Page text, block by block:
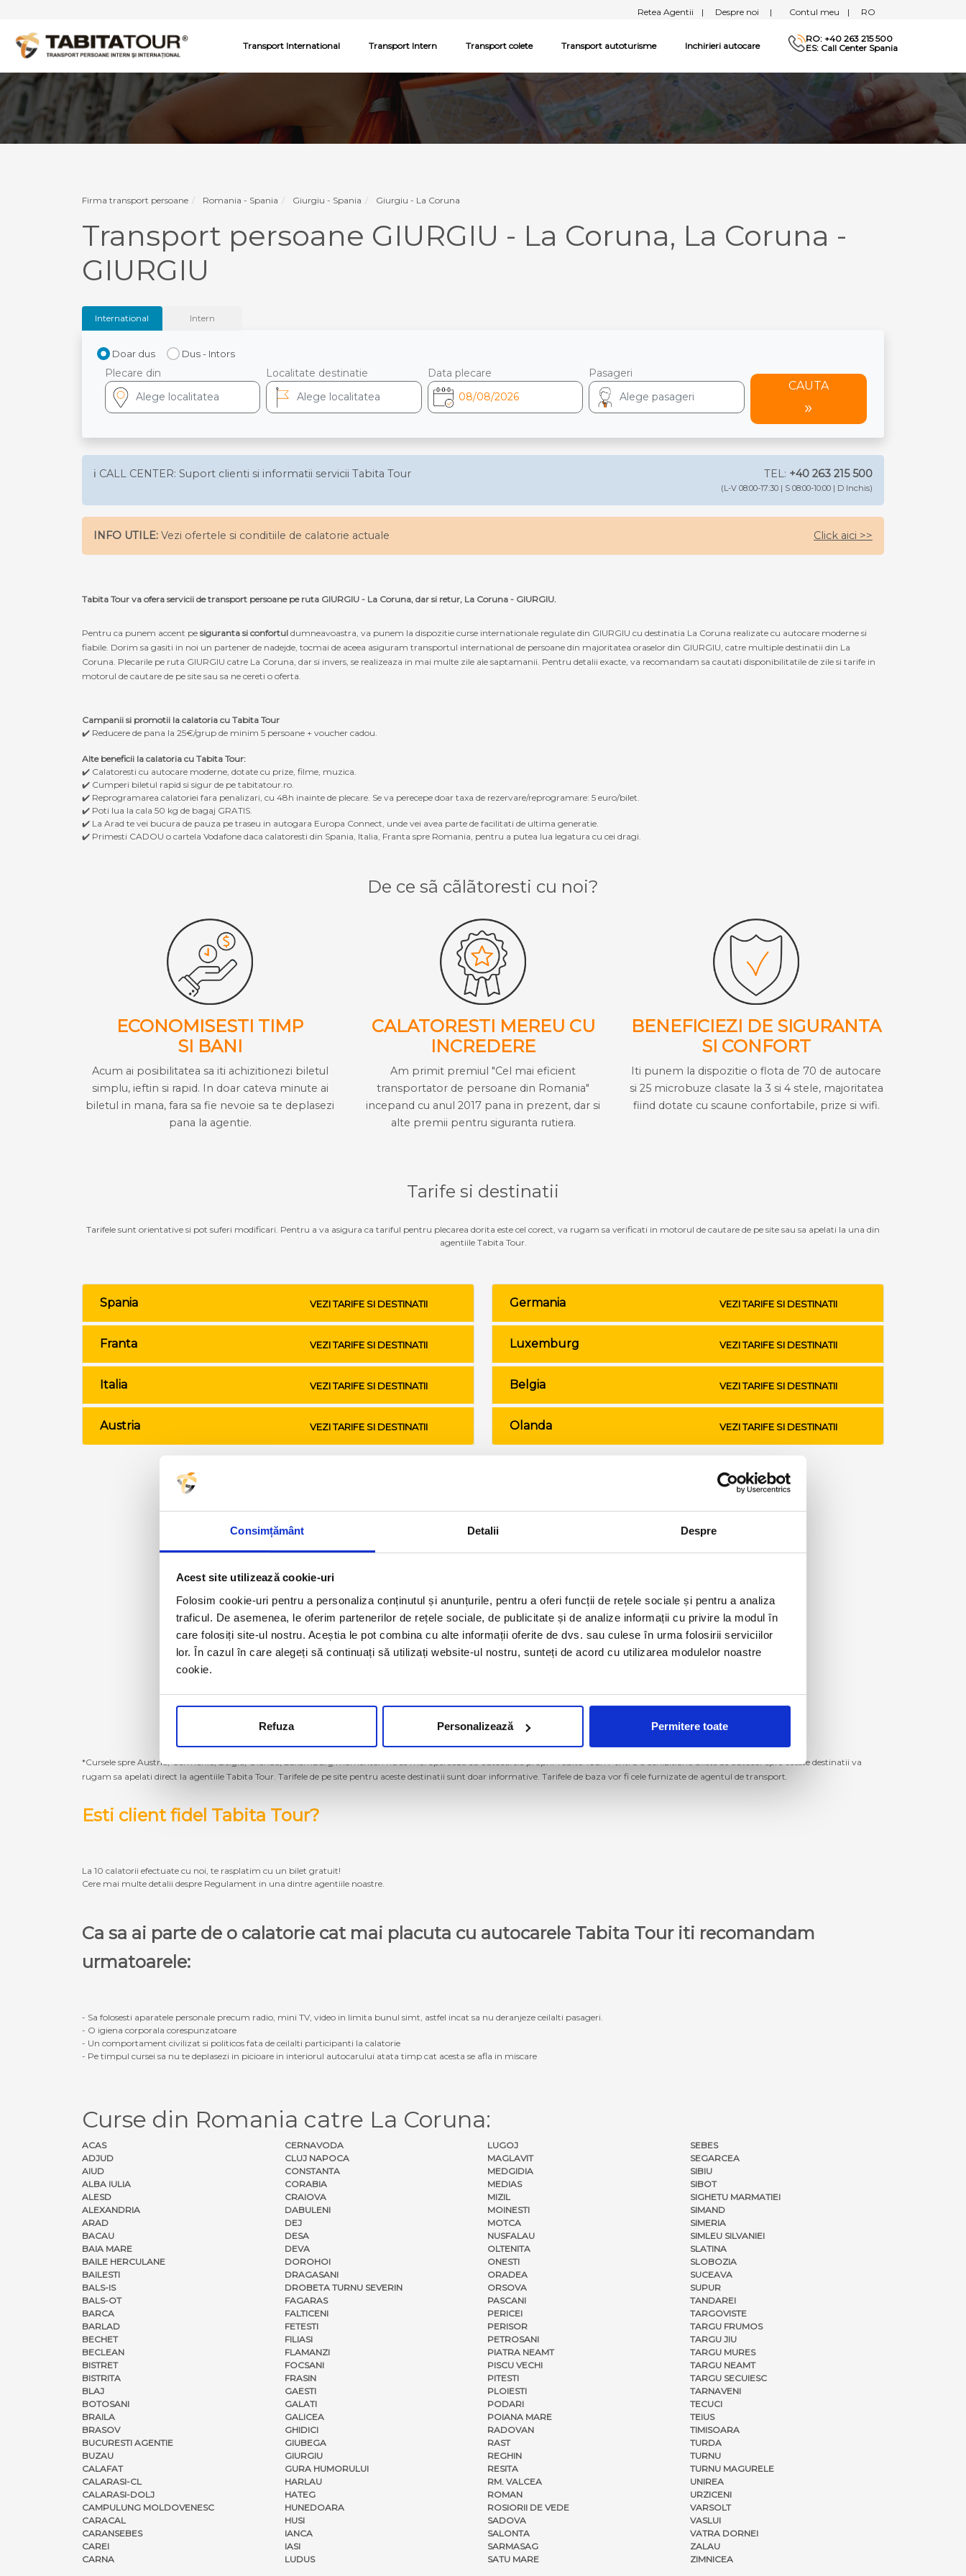
Consimțământ Detalii Despre
Acest site utilizează cookie-uri
Folosim cookie-uri pentru a personaliza conținutul și anunțurile, pentru a oferi funcții de rețele sociale și pentru a analiza
traficul. De asemenea, le oferim partenerilor de rețele sociale, de publicitate și de analize informații cu privire la modul în
care folosiți site-ul nostru. Aceștia le pot combina cu alte informații oferite de dvs. sau culese în urma folosirii serviciilor
lor. În cazul în care alegeți să continuați să utilizați website-ul nostru, sunteți de acord cu utilizarea modulelor noastre
cookie.
Refuza Personalizează Permitere toate
Retea Agentii | Despre noi | Contul meu | RO
Transport International Transport Intern Transport colete Transport autoturisme Inchirieri autocare
RO: +40 263 215 500
ES: Call Center Spania
Firma transport persoane Romania - Spania Giurgiu - Spania Giurgiu - La Coruna
Transport persoane GIURGIU - La Coruna, La Coruna -
GIURGIU
International Intern
Doar dus Dus - Intors
Plecare din Localitate destinatie Data plecare Pasageri
CAUTA
ℹ️ CALL CENTER: Suport clienti si informatii servicii Tabita Tour TEL: +40 263 215 500
(L-V 08:00-17:30 | S 08:00-10:00 | D Inchis)
INFO UTILE: Vezi ofertele si conditiile de calatorie actuale Click aici >>
Tabita Tour va ofera servicii de transport persoane pe ruta GIURGIU - La Coruna, dar si retur, La Coruna - GIURGIU.
Pentru ca punem accent pe siguranta si confortul dumneavoastra, va punem la dispozitie curse internationale regulate din GIURGIU cu destinatia La Coruna realizate cu autocare moderne si
fiabile. Dorim sa gasiti in noi un partener de nadejde, tocmai de aceea asiguram transportul international de persoane din majoritatea oraselor din GIURGIU, catre multiple destinatii din La
Coruna. Plecarile pe ruta GIURGIU catre La Coruna, dar si invers, se realizeaza in mai multe zile ale saptamanii. Pentru detalii exacte, va recomandam sa cautati disponibilitatile de zile si tarife in
motorul de cautare de pe site sau sa ne cereti o oferta.
Campanii si promotii la calatoria cu Tabita Tour
✔️ Reducere de pana la 25€/grup de minim 5 persoane + voucher cadou.
Alte beneficii la calatoria cu Tabita Tour:
✔️ Calatoresti cu autocare moderne, dotate cu prize, filme, muzica.
✔️ Cumperi biletul rapid si sigur de pe tabitatour.ro.
✔️ Reprogramarea calatoriei fara penalizari, cu 48h inainte de plecare. Se va perecepe doar taxa de rezervare/reprogramare: 5 euro/bilet.
✔️ Poti lua la cala 50 kg de bagaj GRATIS.
✔️ La Arad te vei bucura de pauza pe traseu in autogara Europa Connect, unde vei avea parte de facilitati de ultima generatie.
✔️ Primesti CADOU o cartela Vodafone daca calatoresti din Spania, Italia, Franta spre Romania, pentru a putea lua legatura cu cei dragi.
De ce sã cãlãtoresti cu noi?
ECONOMISESTI TIMP
SI BANI
Acum ai posibilitatea sa iti achizitionezi biletul
simplu, ieftin si rapid. In doar cateva minute ai
biletul in mana, fara sa fie nevoie sa te deplasezi
pana la agentie.
CALATORESTI MEREU CU
INCREDERE
Am primit premiul "Cel mai eficient
transportator de persoane din Romania"
incepand cu anul 2017 pana in prezent, dar si
alte premii pentru siguranta rutiera.
BENEFICIEZI DE SIGURANTA
SI CONFORT
Iti punem la dispozitie o flota de 70 de autocare
si 25 microbuze clasate la 3 si 4 stele, majoritatea
fiind dotate cu scaune confortabile, prize si wifi.
Tarife si destinatii
Tarifele sunt orientative si pot suferi modificari. Pentru a va asigura ca tariful pentru plecarea dorita este cel corect, va rugam sa verificati in motorul de cautare de pe site sau sa apelati la una din
agentiile Tabita Tour.
Spania VEZI TARIFE SI DESTINATII
Franta VEZI TARIFE SI DESTINATII
Italia VEZI TARIFE SI DESTINATII
Austria VEZI TARIFE SI DESTINATII
Germania VEZI TARIFE SI DESTINATII
Luxemburg VEZI TARIFE SI DESTINATII
Belgia VEZI TARIFE SI DESTINATII
Olanda VEZI TARIFE SI DESTINATII
*Cursele spre Austria, Germania, Belgia, Olanda, Luxemburg momentan nu se mai operează cu autocarele proprii Tabita Tour. Pentru a achizitiona bilete de autocar spre aceste destinatii va
rugam sa apelati direct la agentiile Tabita Tour. Tarifele de pe site pentru aceste destinatii sunt doar informative. Tarifele de baza vor fi cele furnizate de agentul de transport.
Esti client fidel Tabita Tour?
La 10 calatorii efectuate cu noi, te rasplatim cu un bilet gratuit!
Cere mai multe detalii despre Regulament in una dintre agentiile noastre.
Ca sa ai parte de o calatorie cat mai placuta cu autocarele Tabita Tour iti recomandam
urmatoarele:
- Sa folosesti aparatele personale precum radio, mini TV, video in limita bunul simt, astfel incat sa nu deranjeze ceilalti pasageri.
- O igiena corporala corespunzatoare
- Un comportament civilizat si politicos fata de ceilalti participanti la calatorie
- Pe timpul cursei sa nu te deplasezi in picioare in interiorul autocarului atata timp cat acesta se afla in miscare
Curse din Romania catre La Coruna:
ACAS
ADJUD
AIUD
ALBA IULIA
ALESD
ALEXANDRIA
ARAD
BACAU
BAIA MARE
BAILE HERCULANE
BAILESTI
BALS-IS
BALS-OT
BARCA
BARLAD
BECHET
BECLEAN
BISTRET
BISTRITA
BLAJ
BOTOSANI
BRAILA
BRASOV
BUCURESTI AGENTIE
BUZAU
CALAFAT
CALARASI-CL
CALARASI-DOLJ
CAMPULUNG MOLDOVENESC
CARACAL
CARANSEBES
CAREI
CARNA
CERNAVODA
CLUJ NAPOCA
CONSTANTA
CORABIA
CRAIOVA
DABULENI
DEJ
DESA
DEVA
DOROHOI
DRAGASANI
DROBETA TURNU SEVERIN
FAGARAS
FALTICENI
FETESTI
FILIASI
FLAMANZI
FOCSANI
FRASIN
GAESTI
GALATI
GALICEA
GHIDICI
GIUBEGA
GIURGIU
GURA HUMORULUI
HARLAU
HATEG
HUNEDOARA
HUSI
IANCA
IASI
LUDUS
LUGOJ
MAGLAVIT
MEDGIDIA
MEDIAS
MIZIL
MOINESTI
MOTCA
NUSFALAU
OLTENITA
ONESTI
ORADEA
ORSOVA
PASCANI
PERICEI
PERISOR
PETROSANI
PIATRA NEAMT
PISCU VECHI
PITESTI
PLOIESTI
PODARI
POIANA MARE
RADOVAN
RAST
REGHIN
RESITA
RM. VALCEA
ROMAN
ROSIORII DE VEDE
SADOVA
SALONTA
SARMASAG
SATU MARE
SEBES
SEGARCEA
SIBIU
SIBOT
SIGHETU MARMATIEI
SIMAND
SIMERIA
SIMLEU SILVANIEI
SLATINA
SLOBOZIA
SUCEAVA
SUPUR
TANDAREI
TARGOVISTE
TARGU FRUMOS
TARGU JIU
TARGU MURES
TARGU NEAMT
TARGU SECUIESC
TARNAVENI
TECUCI
TEIUS
TIMISOARA
TURDA
TURNU
TURNU MAGURELE
UNIREA
URZICENI
VARSOLT
VASLUI
VATRA DORNEI
ZALAU
ZIMNICEA